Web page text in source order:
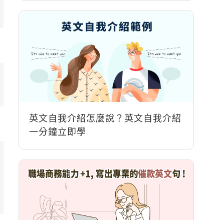
英文自我介紹怎麼說？英文自我介紹
一分鐘立即學